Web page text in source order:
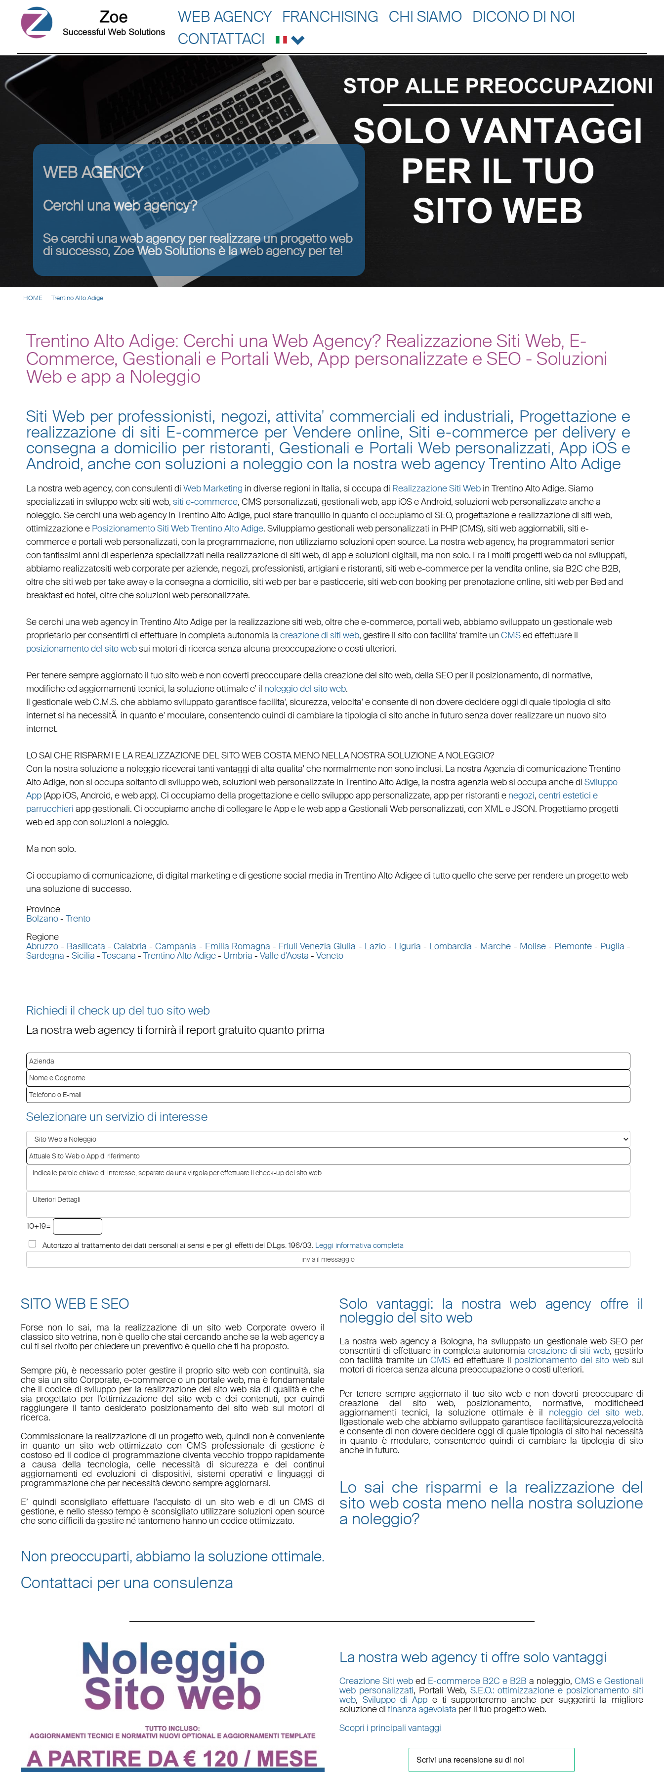
WEB AGENCY FRANCHISING CHI SIAMO
DICONO DI NOI
CONTATTACI
WEB AGENCY
Cerchi una web agency?
Se cerchi una web agency per realizzare un progetto web
di successo, Zoe Web Solutions è la web agency per te!
HOME Trentino Alto Adige
Trentino Alto Adige: Cerchi una Web Agency? Realizzazione Siti Web, E-
Commerce, Gestionali e Portali Web, App personalizzate e SEO - Soluzioni
Web e app a Noleggio
Siti Web per professionisti, negozi, attivita' commerciali ed industriali, Progettazione e
realizzazione di siti E-commerce per Vendere online, Siti e-commerce per delivery e
consegna a domicilio per ristoranti, Gestionali e Portali Web personalizzati, App iOS e
Android, anche con soluzioni a noleggio con la nostra web agency Trentino Alto Adige
La nostra web agency, con consulenti di Web Marketing in diverse regioni in Italia, si occupa di Realizzazione Siti Webin Trentino Alto Adige. Siamo
specializzati in sviluppo web: siti web, siti e-commerce, CMS personalizzati, gestionali web, app iOS e Android, soluzioni web personalizzateanche a
noleggio. Se cerchi una web agency In Trentino Alto Adige, puoi stare tranquillo in quanto ci occupiamo di SEO, progettazione e realizzazione di siti web,
ottimizzazionee Posizionamento Siti Web Trentino Alto Adige. Sviluppiamogestionali web personalizzati in PHP(CMS), siti web aggiornabili, siti e-
commercee portali web personalizzati, con la programmazione, non utilizziamo soluzioni open source. La nostra web agency, ha programmatori senior
con tantissimi anni di esperienza specializzati nella realizzazione di siti web, di app e soluzioni digitali, ma non solo. Fra i molti progetti web da noi sviluppati,
abbiamo realizzatositi web corporateperaziende, negozi, professionisti, artigiani e ristoranti, siti web e-commerceper la vendita online, sia B2C che B2B,
oltre chesiti web per take awaye la consegna a domicilio, siti web per bare pasticcerie, siti web con booking per prenotazione online, siti web per Bed and
breakfast ed hotel, oltre chesoluzioni web personalizzate.
Se cerchi una web agency in Trentino Alto Adigeper la realizzazione siti web, oltre chee-commerce, portali web, abbiamo sviluppato un gestionale web
proprietario per consentirti di effettuare in completa autonomia la creazione di siti web, gestire il sito con facilita' tramite un CMSed effettuare il
posizionamento del sito websui motori di ricerca senza alcuna preoccupazione o costi ulteriori.
Per tenere sempre aggiornato il tuo sito web e non doverti preoccupare della creazione del sito web, della SEOper il posizionamento, di normative,
modifiche ed aggiornamenti tecnici, la soluzione ottimale e' il noleggio del sito web.
Il gestionale web C.M.S. che abbiamo sviluppato garantiscefacilita', sicurezza, velocita' e consente di non dovere decidere oggi di quale tipologia di sito
internet si ha necessitÃ in quanto e' modulare, consentendo quindi di cambiare la tipologia di sito anche in futuro senza dover realizzare un nuovo sito
internet.
LO SAI CHE RISPARMI E LA REALIZZAZIONE DEL SITO WEB COSTA MENO NELLA NOSTRA SOLUZIONE A NOLEGGIO?
Con la nostra soluzione a noleggio riceverai tanti vantaggi di alta qualita' che normalmente non sono inclusi. La nostra Agenzia di comunicazione Trentino
Alto Adige, non si occupa soltanto di sviluppo web, soluzioni web personalizzate in Trentino Alto Adige, la nostra agenzia websi occupa anche di Sviluppo
App(App iOS, Android, eweb app). Ci occupiamo della progettazionee dellosviluppo app personalizzate, app per ristoranti e negozi, centri estetici e
parrucchieri app gestionali. Ci occupiamo anche di collegareleAppe leweb appa Gestionali Web personalizzati, con XMLeJSON. Progettiamo progetti
webed appcon soluzioni a noleggio.
Ma non solo.
Ci occupiamo di comunicazione, di digital marketing e di gestione social media in Trentino Alto Adigee di tutto quello che serve per rendere un progetto web
una soluzione di successo.
Province
Bolzano- Trento
Regione
Abruzzo- Basilicata -Calabria -Campania - Emilia Romagna - Friuli Venezia Giulia - Lazio- Liguria - Lombardia - Marche - Molise- Piemonte - Puglia -
Sardegna - Sicilia - Toscana - Trentino Alto Adige- Umbria - Valle d'Aosta - Veneto
Richiedi il check up del tuo sito web
La nostra web agency ti fornirà il report gratuito quanto prima
Selezionare un servizio di interesse
10+19=
Autorizzo al trattamento dei dati personali ai sensi e per gli effetti del D.Lgs. 196/03. Leggi informativa completa
SITO WEB E SEO
Forse non lo sai, ma la realizzazione di un sito web Corporate ovvero il
classico sito vetrina, non è quello che stai cercando anche se la web agency a
cui ti sei rivolto per chiedere un preventivo è quello che ti ha proposto.
Sempre più, è necessario poter gestire il proprio sito web con continuità, sia
che sia un sito Corporate, e-commerce o un portale web, ma è fondamentale
che il codice di sviluppo per la realizzazione del sito web sia di qualità e che
sia progettato per l’ottimizzazione del sito web e dei contenuti, per quindi
raggiungere il tanto desiderato posizionamento del sito web sui motori di
ricerca.
Commissionare la realizzazione di un progetto web, quindi non è conveniente
in quanto un sito web ottimizzato con CMS professionale di gestione è
costoso ed il codice di programmazione diventa vecchio troppo rapidamente
a causa della tecnologia, delle necessità di sicurezza e dei continui
aggiornamenti ed evoluzioni di dispositivi, sistemi operativi e linguaggi di
programmazione che per necessità devono sempre aggiornarsi.
E’ quindi sconsigliato effettuare l’acquisto di un sito web e di un CMS di
gestione, e nello stesso tempo è sconsigliato utilizzare soluzioni open source
che sono difficili da gestire né tantomeno hanno un codice ottimizzato.
Non preoccuparti, abbiamo la soluzione ottimale.
Contattaci per una consulenza
Solo vantaggi: la nostra web agency offre il
noleggio del sito web
La nostraweb agency a Bologna, ha sviluppato un gestionale web SEOper
consentirti di effettuare in completa autonomia creazione di siti web, gestirlo
con facilità tramite unCMS ed effettuare il posizionamento del sito websui
motori di ricerca senza alcuna preoccupazione o costi ulteriori.
Per tenere sempre aggiornato il tuo sito web e non doverti preoccupare di
creazione del sito web, posizionamento, normative, modificheed
aggiornamenti tecnici, la soluzione ottimale è il noleggio del sito web.
Ilgestionale webche abbiamo sviluppato garantiscefacilità;sicurezza,velocità
e consente di non dovere decidere oggi di quale tipologia di sito hai necessità
in quanto è modulare, consentendo quindi di cambiare la tipologia di sito
anche in futuro.
Lo sai che risparmi e la realizzazione del
sito webcosta meno nella nostra soluzione
a noleggio?
La nostra web agency ti offre solo vantaggi
Creazione Siti web ed E-commerce B2C e B2B a noleggio,CMS e Gestionali
web personalizzati, Portali Web, S.E.O.: ottimizzazione e posizionamento siti
web, Sviluppo di App e ti supporteremo anche per suggerirti la migliore
soluzione di finanza agevolata per il tuo progetto web.
Scopri i principali vantaggi